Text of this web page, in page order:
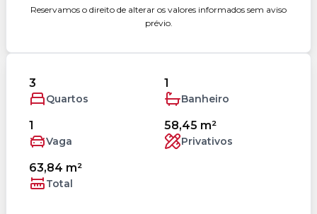
Reservamos o direito de alterar os valores informados sem aviso
prévio.
3
Quartos
1
Banheiro
1
Vaga
58,45 m²
Privativos
63,84 m²
Total